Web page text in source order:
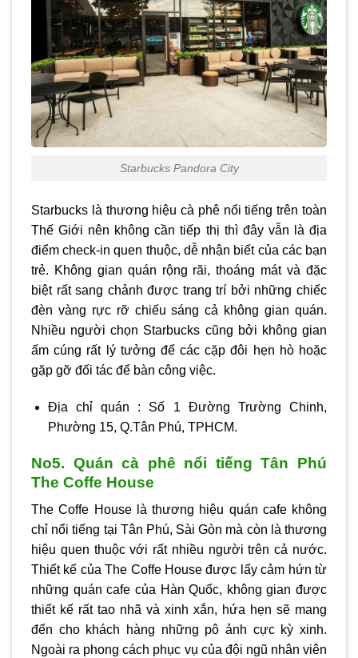
Starbucks Pandora City
Starbucks là thương hiệu cà phê nổi tiếng trên toàn
Thế Giới nên không cần tiếp thị thì đây vẫn là địa
điểm check-in quen thuộc, dễ nhận biết của các bạn
trẻ. Không gian quán rộng rãi, thoáng mát và đặc
biệt rất sang chảnh được trang trí bởi những chiếc
đèn vàng rực rỡ chiếu sáng cả không gian quán.
Nhiều người chọn Starbucks cũng bởi không gian
ấm cúng rất lý tưởng để các cặp đôi hẹn hò hoặc
gặp gỡ đối tác để bàn công việc.
Địa chỉ quán : Số 1 Đường Trường Chinh,
Phường 15, Q.Tân Phú, TPHCM.
No5. Quán cà phê nổi tiếng Tân Phú
The Coffe House
The Coffe House là thương hiệu quán cafe không
chỉ nổi tiếng tại Tân Phú, Sài Gòn mà còn là thương
hiệu quen thuộc với rất nhiều người trên cả nước.
Thiết kế của The Coffe House được lấy cảm hứn từ
những quán cafe của Hàn Quốc, không gian được
thiết kế rất tao nhã và xinh xắn, hứa hẹn sẽ mang
đến cho khách hàng những pô ảnh cực kỳ xinh.
Ngoài ra phong cách phục vụ của đội ngũ nhân viên